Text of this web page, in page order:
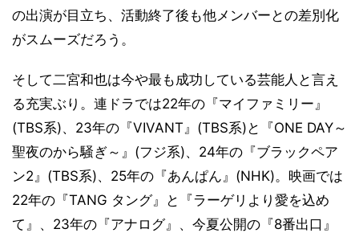
の出演が目立ち、活動終了後も他メンバーとの差別化
がスムーズだろう。
そして二宮和也は今や最も成功している芸能人と言え
る充実ぶり。連ドラでは22年の『マイファミリー』
(TBS系)、23年の『VIVANT』(TBS系)と『ONE DAY～
聖夜のから騒ぎ～』(フジ系)、24年の『ブラックペア
ン2』(TBS系)、25年の『あんぱん』(NHK)。映画では
22年の『TANG タング』と『ラーゲリより愛を込め
て』、23年の『アナログ』、今夏公開の『8番出口』